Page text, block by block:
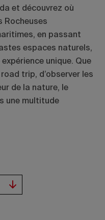
et découvrez où
Rocheuses
en passant
espaces naturels,
unique. Que
trip, d’observer les
de la nature, le
une multitude